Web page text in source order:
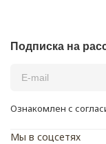
Подписка на
Ознакомлен с
Мы в соцсетях